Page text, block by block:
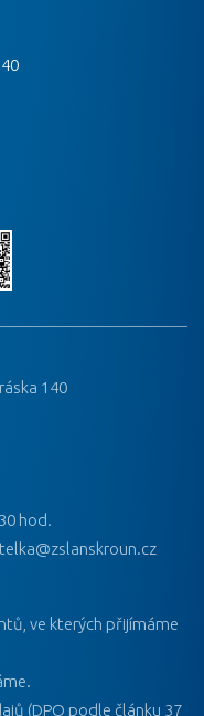
140
hod.
ve kterých přijímáme
(DPO podle článku 37